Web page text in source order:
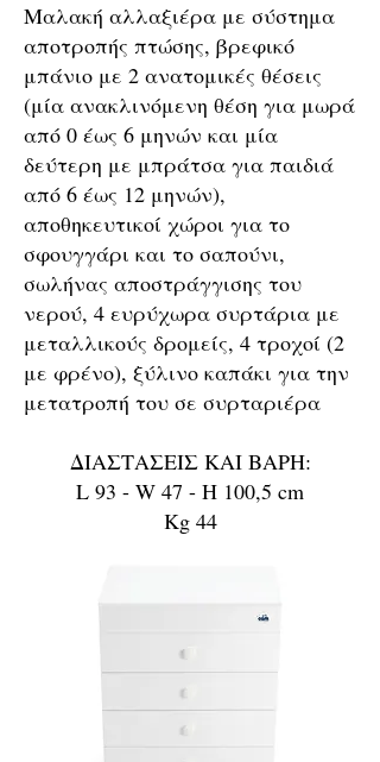
Μαλακή αλλαξιέρα με σύστημα
αποτροπής πτώσης, βρεφικό
μπάνιο με 2 ανατομικές θέσεις
(μία ανακλινόμενη θέση για μωρά
από 0 έως 6 μηνών και μία
δεύτερη με μπράτσα για παιδιά
από 6 έως 12 μηνών),
αποθηκευτικοί χώροι για το
σφουγγάρι και το σαπούνι,
σωλήνας αποστράγγισης του
νερού, 4 ευρύχωρα συρτάρια με
μεταλλικούς δρομείς, 4 τροχοί (2
με φρένο), ξύλινο καπάκι για την
μετατροπή του σε συρταριέρα
ΔΙΑΣΤΑΣΕΙΣ ΚΑΙ ΒΑΡΗ:
L 93 - W 47 - H 100,5 cm
Kg 44